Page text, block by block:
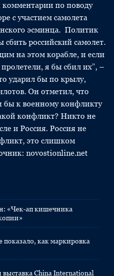
комментарии по поводу
с участием самолета
эсминца. Политик
российский самолет.
на этом корабле, и если
я бы сбил их”, –
ударил бы по крылу,
Он отметил, что
бы к военному конфликту
конфликт? Никто не
и Россия. Россия не
это слишком
novostionline.net
«Чек-ап кишечника
показало, как маркировка
China International